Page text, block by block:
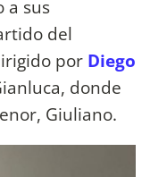
a sus
del
por Diego
donde
Giuliano.